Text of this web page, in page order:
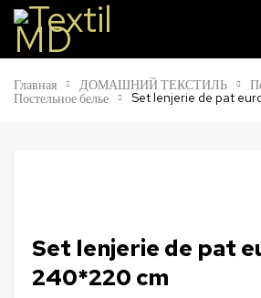
Главная ДОМАШНИЙ ТЕКСТИЛЬ
Постельное белье
Set lenjerie de pat
Set lenjerie de pat
240*220 cm